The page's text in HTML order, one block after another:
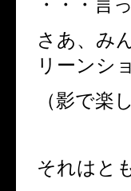
・・・言
さあ、み
リーンシ
（影で楽
それはと